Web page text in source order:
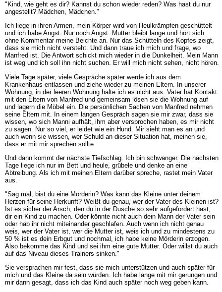
"Kind, wie geht es dir? Kannst du schon wieder reden? Was hast du nur
angestellt? Mädchen, Mädchen."
Ich liege in ihren Armen, mein Körper wird von Heulkrämpfen geschüttelt
und ich habe Angst. Nur noch Angst. Mutter bleibt lange und hört sich
ohne Kommentar meine Beichte an. Nur das Schütteln des Kopfes zeigt,
dass sie mich nicht versteht. Und dann traue ich mich und frage, wo
Manfred ist. Die Antwort schickt mich wieder in die Dunkelheit. Mein Mann
ist weg und ich soll ihn nicht suchen. Er will mich nicht sehen, nicht hören.
Viele Tage später, viele Gespräche später werde ich aus dem
Krankenhaus entlassen und ziehe wieder zu meinen Eltern. In unserer
Wohnung, in der leeren Wohnung halte ich es nicht aus. Vater hat Kontakt
mit den Eltern von Manfred und gemeinsam lösen sie die Wohnung auf
und lagern die Möbel ein. Die persönlichen Sachen von Manfred nehmen
seine Eltern mit. In einem langen Gespräch sagen sie mir zwar, dass sie
wissen, wo sich Manni aufhält, ihm aber versprochen haben, es mir nicht
zu sagen. Nur so viel, er leidet wie ein Hund. Mir sieht man es an und
auch wenn sie wissen, wer Schuld an dieser Situation hat, meinen sie,
dass er mit mir sprechen sollte.
Und dann kommt der nächste Tiefschlag. Ich bin schwanger. Die nächsten
Tage liege ich nur im Bett und heule, grübele und denke an eine
Abtreibung. Als ich mit meinen Eltern darüber spreche, rastet mein Vater
aus.
"Sag mal, bist du eine Mörderin? Was kann das Kleine unter deinem
Herzen für seine Herkunft? Weißt du genau, wer der Vater des Kleinen ist?
Ist es sicher der Arsch, den du in der Dusche so sehr aufgefordert hast,
dir ein Kind zu machen. Oder könnte nicht auch dein Mann der Vater sein
oder hab ihr nicht miteinander geschlafen. Auch wenn ich nicht genau
weis, wer der Vater ist, wer die Mutter ist, weis ich und zu mindestens zu
50 % ist es dein Erbgut und nochmal, ich habe keine Mörderin erzogen.
Also bekomme das Kind und sei ihm eine gute Mutter. Oder willst du auch
auf das Niveau dieses Trainers sinken."
Sie versprachen mir fest, dass sie mich unterstützen und auch später für
mich und das Kleine da sein würden. Ich habe lange mit mir gerungen und
mir dann gesagt, dass ich das Kind auch später noch weg geben kann.